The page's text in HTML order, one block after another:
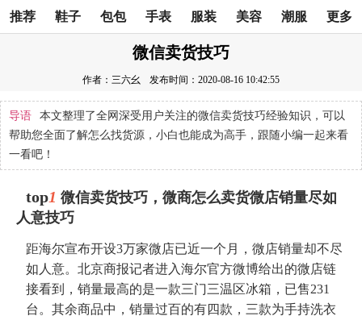
推荐 鞋子 包包 手表 服装 美容 潮服 更多
微信卖货技巧
作者：三六幺 发布时间：2020-08-16 10:42:55
导语
本文整理了全网深受用户关注的微信卖货技巧经验知识，可以
帮助您全面了解怎么找货源，小白也能成为高手，跟随小编一起来看
一看吧！
top1 微信卖货技巧，微商怎么卖货微店销量尽如
人意技巧
距海尔宣布开设3万家微店已近一个月，微店销量却不尽
如人意。北京商报记者进入海尔官方微博给出的微店链
接看到，销量最高的是一款三门三温区冰箱，已售231
台。其余商品中，销量过百的有四款，三款为手持洗衣